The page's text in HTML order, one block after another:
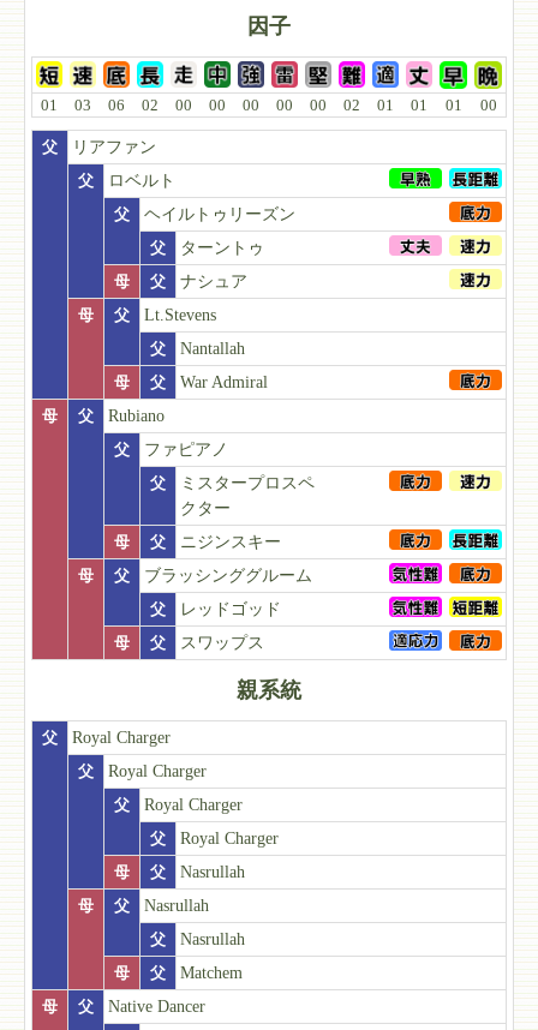
因子
01 03 06 02 00 00 00 00 00 02 01 01 01 00
父
リアファン
父
ロベルト
父
ヘイルトゥリーズン
父
ターントゥ
母
父
ナシュア
母
父
Lt.Stevens
父
Nantallah
母
父
War Admiral
母
父
Rubiano
父
ファピアノ
父
ミスタープロスペ
クター
母
父
ニジンスキー
母
父
ブラッシンググルーム
父
レッドゴッド
母
父 スワップス
親系統
父
Royal Charger
父
Royal Charger
父
Royal Charger
父
Royal Charger
母
父
Nasrullah
母
父
Nasrullah
父
Nasrullah
母
父
Matchem
母
父
Native Dancer